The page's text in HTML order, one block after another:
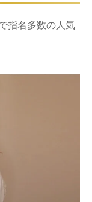
指名多数の人気